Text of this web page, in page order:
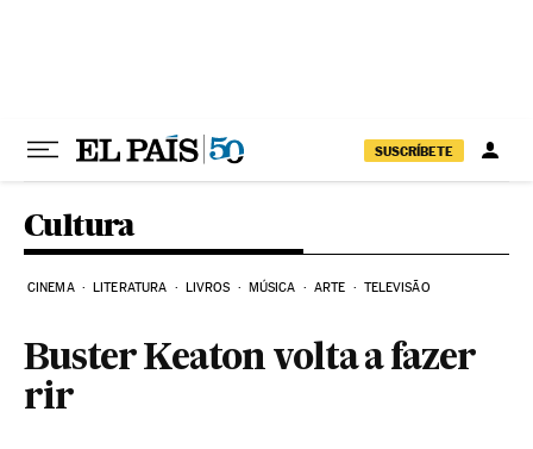
SUSCRÍBETE
Cultura
CINEMA LITERATURA LIVROS MÚSICA ARTE TELEVISÃO
Buster Keaton volta a fazer
rir